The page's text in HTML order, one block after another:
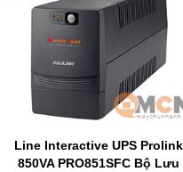
Line Interactive UPS Prolink
850VA PRO851SFC Bộ Lưu